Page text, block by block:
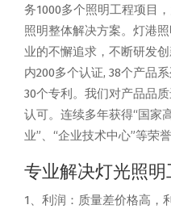
务1000多个照明工程项目
照明整体解决方案。灯港
业的不懈追求，不断研发
内200多个认证, 38个产品
30个专利。我们对产品品
认可。连续多年获得“国家
业”、“企业技术中心”等荣
专业解决灯光照明
1、利润：质量差价格高，